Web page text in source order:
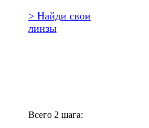
> Найди свои
линзы
Всего 2 шага: